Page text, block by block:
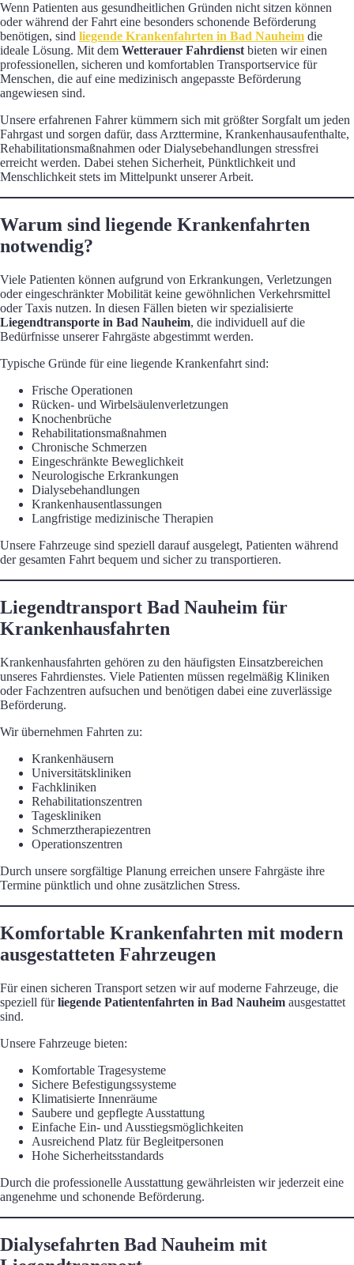
Wenn Patienten aus gesundheitlichen Gründen nicht sitzen können
oder während der Fahrt eine besonders schonende Beförderung
benötigen, sind liegende Krankenfahrten in Bad Nauheim die
ideale Lösung. Mit dem Wetterauer Fahrdienst bieten wir einen
professionellen, sicheren und komfortablen Transportservice für
Menschen, die auf eine medizinisch angepasste Beförderung
angewiesen sind.
Unsere erfahrenen Fahrer kümmern sich mit größter Sorgfalt um jeden
Fahrgast und sorgen dafür, dass Arzttermine, Krankenhausaufenthalte,
Rehabilitationsmaßnahmen oder Dialysebehandlungen stressfrei
erreicht werden. Dabei stehen Sicherheit, Pünktlichkeit und
Menschlichkeit stets im Mittelpunkt unserer Arbeit.
Warum sind liegende Krankenfahrten
notwendig?
Viele Patienten können aufgrund von Erkrankungen, Verletzungen
oder eingeschränkter Mobilität keine gewöhnlichen Verkehrsmittel
oder Taxis nutzen. In diesen Fällen bieten wir spezialisierte
Liegendtransporte in Bad Nauheim, die individuell auf die
Bedürfnisse unserer Fahrgäste abgestimmt werden.
Typische Gründe für eine liegende Krankenfahrt sind:
Frische Operationen
Rücken- und Wirbelsäulenverletzungen
Knochenbrüche
Rehabilitationsmaßnahmen
Chronische Schmerzen
Eingeschränkte Beweglichkeit
Neurologische Erkrankungen
Dialysebehandlungen
Krankenhausentlassungen
Langfristige medizinische Therapien
Unsere Fahrzeuge sind speziell darauf ausgelegt, Patienten während
der gesamten Fahrt bequem und sicher zu transportieren.
Liegendtransport Bad Nauheim für
Krankenhausfahrten
Krankenhausfahrten gehören zu den häufigsten Einsatzbereichen
unseres Fahrdienstes. Viele Patienten müssen regelmäßig Kliniken
oder Fachzentren aufsuchen und benötigen dabei eine zuverlässige
Beförderung.
Wir übernehmen Fahrten zu:
Krankenhäusern
Universitätskliniken
Fachkliniken
Rehabilitationszentren
Tageskliniken
Schmerztherapiezentren
Operationszentren
Durch unsere sorgfältige Planung erreichen unsere Fahrgäste ihre
Termine pünktlich und ohne zusätzlichen Stress.
Komfortable Krankenfahrten mit modern
ausgestatteten Fahrzeugen
Für einen sicheren Transport setzen wir auf moderne Fahrzeuge, die
speziell fürliegende Patientenfahrten in Bad Nauheim ausgestattet
sind.
Unsere Fahrzeuge bieten:
Komfortable Tragesysteme
Sichere Befestigungssysteme
Klimatisierte Innenräume
Saubere und gepflegte Ausstattung
Einfache Ein- und Ausstiegsmöglichkeiten
Ausreichend Platz für Begleitpersonen
Hohe Sicherheitsstandards
Durch die professionelle Ausstattung gewährleisten wir jederzeit eine
angenehme und schonende Beförderung.
Dialysefahrten Bad Nauheim mit